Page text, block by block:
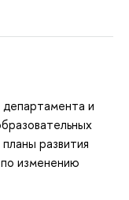
и
развития
изменению